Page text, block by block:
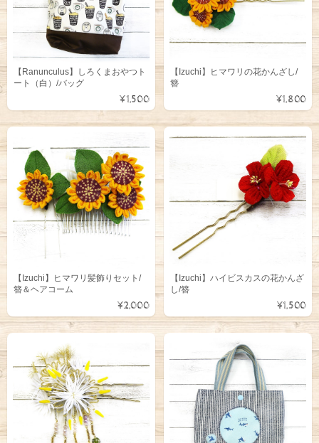
【Ranunculus】しろくまおやつト
ート（白）/バッグ
¥1,500
【Izuchi】ヒマワリの花かんざし/
簪
¥1,800
【Izuchi】ヒマワリ髪飾りセット/
簪＆ヘアコーム
¥2,000
【Izuchi】ハイビスカスの花かんざ
し/簪
¥1,500